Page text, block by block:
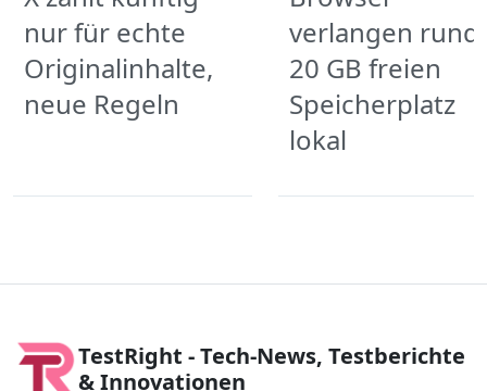
nur für echte
Originalinhalte,
neue Regeln
verlangen rund
20 GB freien
Speicherplatz
lokal
TestRight - Tech-News, Testberichte
& Innovationen